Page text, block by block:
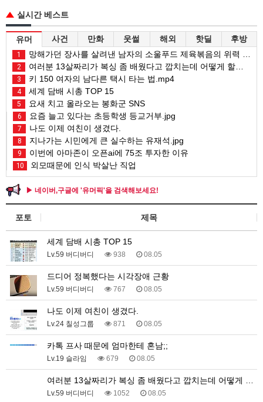
실시간 베스트
유머 사건 만화 웃썰 해외 핫딜 후방
1 망해가던 장사를 살려낸 남자의 소울푸드 제육볶음의 위력 ㅋㅋ
2 여러분 13살짜리가 복싱 좀 배웠다고 깝치는데 어떻게 할까요?
3 키 150 여자의 남다른 택시 타는 법.mp4
4 세계 담배 시총 TOP 15
5 요새 치고 올라오는 봉화군 SNS
6 요즘 늘고 있다는 초등학생 등교거부.jpg
7 나도 이제 여친이 생겼다.
8 지나가는 시민에게 큰 실수하는 유재석.jpg
9 이번에 아마존이 오픈ai에 75조 투자한 이유
10 외모때문에 인식 박살난 직업
▶ 네이버,구글에 '유머픽'을 검색해보세요!
포토 제목
세계 담배 시총 TOP 15
Lv.59 버디버디 938 08.05
드디어 정복했다는 시각장애 근황
Lv.59 버디버디 767 08.05
나도 이제 여친이 생겼다.
Lv.24 칠성그룹 871 08.05
카톡 프사 때문에 엄마한테 혼남;;
Lv.19 슬라임 679 08.05
여러분 13살짜리가 복싱 좀 배웠다고 깝치는데 어떻게 …
Lv.59 버디버디 1052 08.05